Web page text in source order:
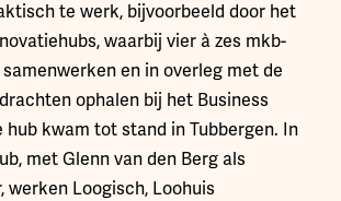
te werk, bijvoorbeeld door het
waarbij vier à zes mkb-
en in overleg met de
ophalen bij het Business
hub kwam tot stand in Tubbergen. In
met Glenn van den Berg als
werken Loogisch, Loohuis